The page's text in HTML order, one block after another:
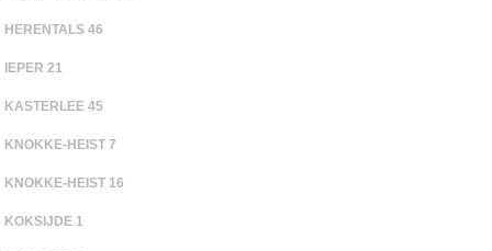
HERENTALS 46
IEPER 21
KASTERLEE 45
KNOKKE-HEIST 7
KNOKKE-HEIST 16
KOKSIJDE 1